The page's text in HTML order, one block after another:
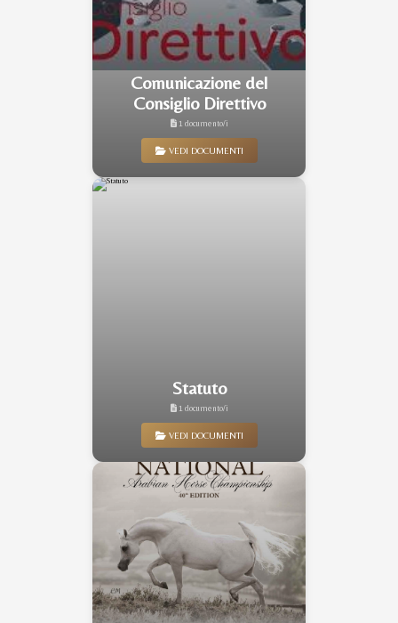
Comunicazione del
Consiglio Direttivo
1 documento/i
VEDI DOCUMENTI
Statuto
1 documento/i
VEDI DOCUMENTI